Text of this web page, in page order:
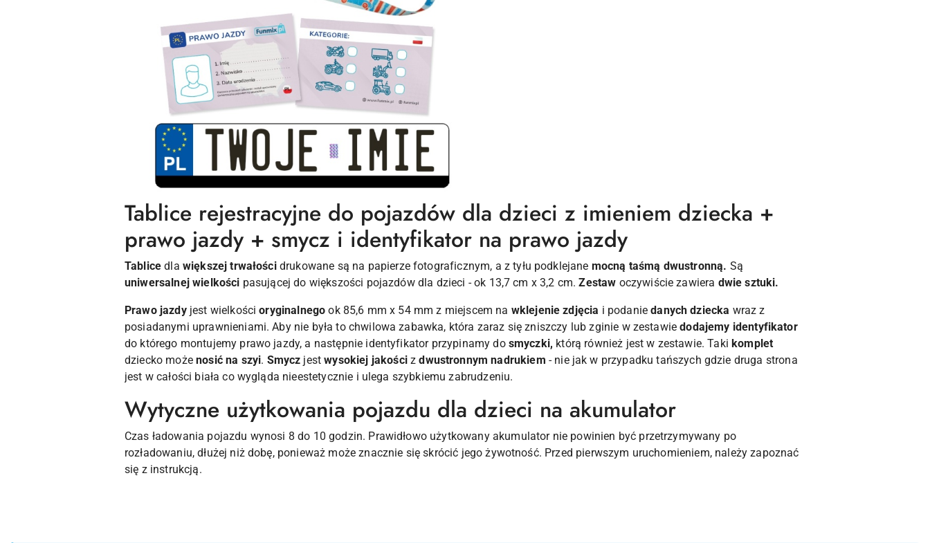
Tablice rejestracyjne do pojazdów dla dzieci z imieniem dziecka +
prawo jazdy + smycz i identyfikator na prawo jazdy
Tablice dla większej trwałościdrukowane są na papierze fotograficznym, a z tyłu podklejane mocną taśmą dwustronną. Są
uniwersalnej wielkości pasującej do większości pojazdów dla dzieci - ok 13,7 cm x 3,2 cm.Zestaw oczywiście zawiera dwie sztuki.
Prawo jazdyjest wielkościoryginalnego ok 85,6 mm x 54 mm z miejscem na wklejenie zdjęcia i podaniedanych dziecka wraz z
posiadanymi uprawnieniami. Aby nie była to chwilowa zabawka, która zaraz się zniszczy lub zginie w zestawiedodajemy identyfikator
do którego montujemy prawo jazdy, a następnie identyfikator przypinamy do smyczki, którą również jest w zestawie. Takikomplet
dziecko możenosić na szyi. Smycz jestwysokiej jakościzdwustronnym nadrukiem - nie jak w przypadku tańszych gdzie druga strona
jest w całości biała co wygląda nieestetycznie i ulega szybkiemu zabrudzeniu.
Wytyczne użytkowania pojazdu dla dzieci na akumulator
Czas ładowania pojazdu wynosi 8 do 10 godzin. Prawidłowo użytkowany akumulator nie powinien być przetrzymywany po
rozładowaniu, dłużej niż dobę, ponieważ może znacznie się skrócić jego żywotność. Przed pierwszym uruchomieniem, należy zapoznać
się z instrukcją.